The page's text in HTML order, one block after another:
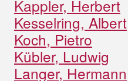
Kappler, Herbert
Kesselring, Albert
Koch, Pietro
Kübler, Ludwig
Langer, Hermann